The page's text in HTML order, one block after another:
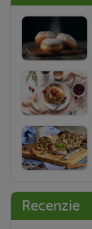
Recenzie